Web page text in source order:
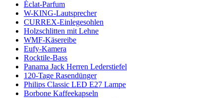
Éclat-Parfum
W-KING-Lautsprecher
CURREX-Einlegesohlen
Holzschlitten mit Lehne
WMF-Käsereibe
Eufy-Kamera
Rocktile-Bass
Panama Jack Herren Lederstiefel
120-Tage Rasendünger
Philips Classic LED E27 Lampe
Borbone Kaffeekapseln